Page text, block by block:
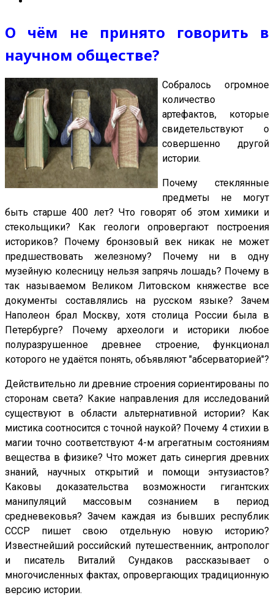
О чём не принято говорить в
научном обществе?
Собралось огромное
количество
артефактов, которые
свидетельствуют о
совершенно другой
истории.
Почему стеклянные
предметы не могут
быть старше 400 лет? Что говорят об этом химики и
стекольщики? Как геологи опровергают построения
историков? Почему бронзовый век никак не может
предшествовать железному? Почему ни в одну
музейную колесницу нельзя запрячь лошадь? Почему в
так называемом Великом Литовском княжестве все
документы составлялись на русском языке? Зачем
Наполеон брал Москву, хотя столица России была в
Петербурге? Почему археологи и историки любое
полуразрушенное древнее строение, функционал
которого не удаётся понять, объявляют "абсерваторией"?
Действительно ли древние строения сориентированы по
сторонам света? Какие направления для исследований
существуют в области альтернативной истории? Как
мистика соотносится с точной наукой? Почему 4 стихии в
магии точно соответствуют 4-м агрегатным состояниям
вещества в физике? Что может дать синергия древних
знаний, научных открытий и помощи энтузиастов?
Каковы доказательства возможности гигантских
манипуляций массовым сознанием в период
средневековья? Зачем каждая из бывших республик
СССР пишет свою отдельную новую историю?
Известнейший российский путешественник, антрополог
и писатель Виталий Сундаков рассказывает о
многочисленных фактах, опровергающих традиционную
версию истории.